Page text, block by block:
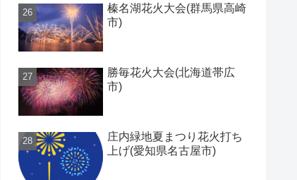
榛名湖花火大会(群馬県高崎
市)
勝毎花火大会(北海道帯広
市)
庄内緑地夏まつり花火打ち
上げ(愛知県名古屋市)